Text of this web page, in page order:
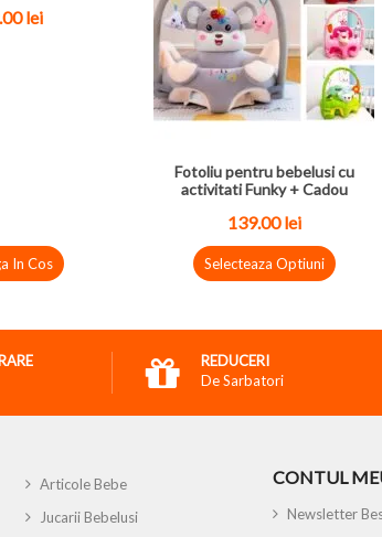
lei
In Cos
Fotoliu pentru bebelusi cu
activitati Funky + Cadou
139.00lei
Selecteaza Optiuni
REDUCERI
De Sarbatori
Articole Bebe
Jucarii Bebelusi
CONTUL
Newsletter